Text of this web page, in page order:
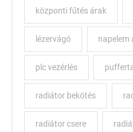
központi fűtés árak
lézervágó napelem
plc vezérlés
radiátor bekötés
radiátor csere